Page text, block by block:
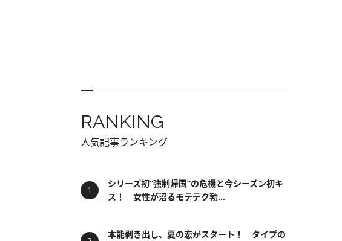
RANKING
人気記事ランキング
シリーズ初“強制帰国”の危機と今シーズン初キ
ス！ 女性が沼るモテテク勃...
本能剥き出し、夏の恋がスタート！ タイプの